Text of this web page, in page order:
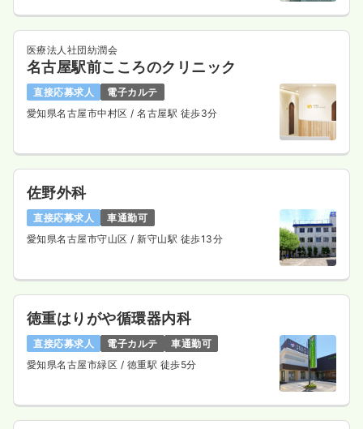
医療法人社団紡潤会
名古屋駅前こころのクリニック
直接応募求人
電子カルテ
愛知県名古屋市中村区 / 名古屋駅 徒歩3分
佐野外科
直接応募求人
車通勤可
愛知県名古屋市守山区 / 新守山駅 徒歩13分
徳重はりがや循環器内科
直接応募求人 電子カルテ
車通勤可
愛知県名古屋市緑区 / 徳重駅 徒歩5分